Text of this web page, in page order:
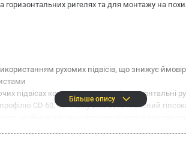
горизонтальних ригелях та для монтажу на
рухомих підвісів, що знижує
підвісах компенсує можливі горизонтальні
CD 60, на якому вже встановлений
регулювання дозволяють змінювати довжину
Більше опису